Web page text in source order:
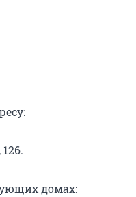
домах: